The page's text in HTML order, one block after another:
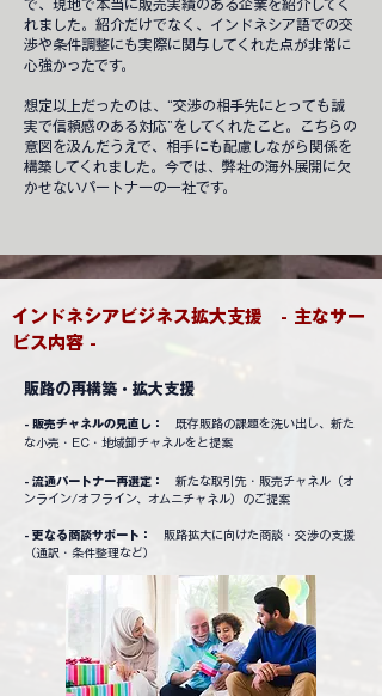
で、現地で本当に販売実績のある企業を紹介してく
れました。紹介だけでなく、インドネシア語での交
渉や条件調整にも実際に関与してくれた点が非常に
心強かったです。
想定以上だったのは、“交渉の相手先にとっても誠
実で信頼感のある対応”をしてくれたこと。こちらの
意図を汲んだうえで、相手にも配慮しながら関係を
構築してくれました。今では、弊社の海外展開に欠
かせないパートナーの一社です。
​インドネシアビジネス拡大支援 - 主なサー
ビス内容 -
販路の再構築・拡大支援
- 販売チャネルの見直し： 既存販路の課題を洗い出し、新た
な小売・EC・地域卸チャネルをと提案
- 流通パートナー再選定： 新たな取引先・販売チャネル（オ
ンライン/オフライン、オムニチャネル）のご提案
- 更なる商談サポート： 販路拡大に向けた商談・交渉の支援
（通訳・条件整理など）